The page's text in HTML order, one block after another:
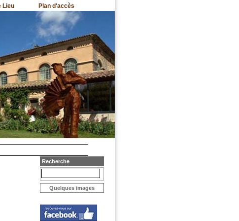
Lieu Plan d'accès
Recherche
Quelques images